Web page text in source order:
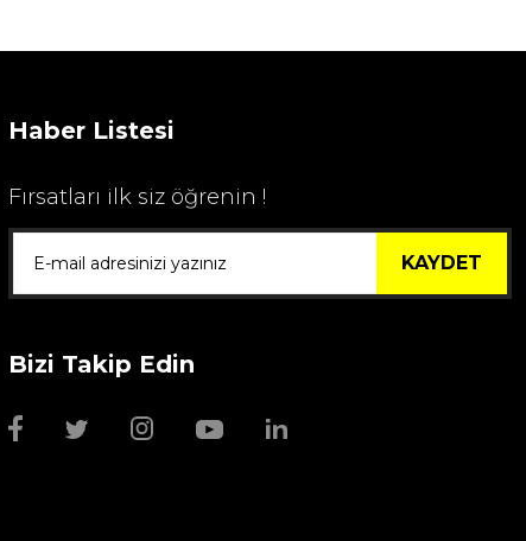
Wmf Bıçak Bileyi
Haber Listesi
Fırsatları ilk siz öğrenin !
KAYDET
Bizi Takip Edin